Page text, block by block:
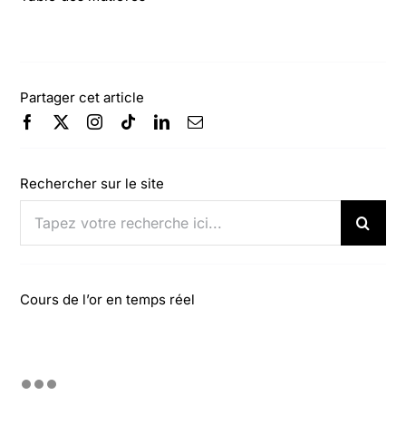
Partager cet article
Rechercher sur le site
Cours de l’or en temps réel